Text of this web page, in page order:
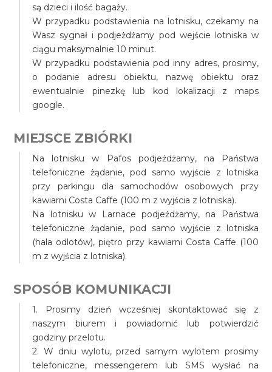
są dzieci i ilość bagaży.
W przypadku podstawienia na lotnisku, czekamy na
Wasz sygnał i podjeżdżamy pod wejście lotniska w
ciągu maksymalnie 10 minut.
W przypadku podstawienia pod inny adres, prosimy,
o podanie adresu obiektu, nazwę obiektu oraz
ewentualnie pinezkę lub kod lokalizacji z maps
google.
MIEJSCE ZBIÓRKI
Na lotnisku w Pafos podjeżdżamy, na Państwa
telefoniczne żądanie, pod samo wyjście z lotniska
przy parkingu dla samochodów osobowych przy
kawiarni Costa Caffe (100 m z wyjścia z lotniska).
Na lotnisku w Larnace podjeżdżamy, na Państwa
telefoniczne żądanie, pod samo wyjście z lotniska
(hala odlotów), piętro przy kawiarni Costa Caffe (100
m z wyjścia z lotniska).
SPOSÓB KOMUNIKACJI
1. Prosimy dzień wcześniej skontaktować się z
naszym biurem i powiadomić lub potwierdzić
godziny przelotu.
2. W dniu wylotu, przed samym wylotem prosimy
telefoniczne, messengerem lub SMS wysłać na